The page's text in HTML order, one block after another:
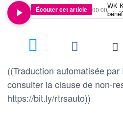
Écouter cet article
WK
00:00
((Traduction automatisée
consulter la clause de non-
https://bit.ly/rtrsauto))